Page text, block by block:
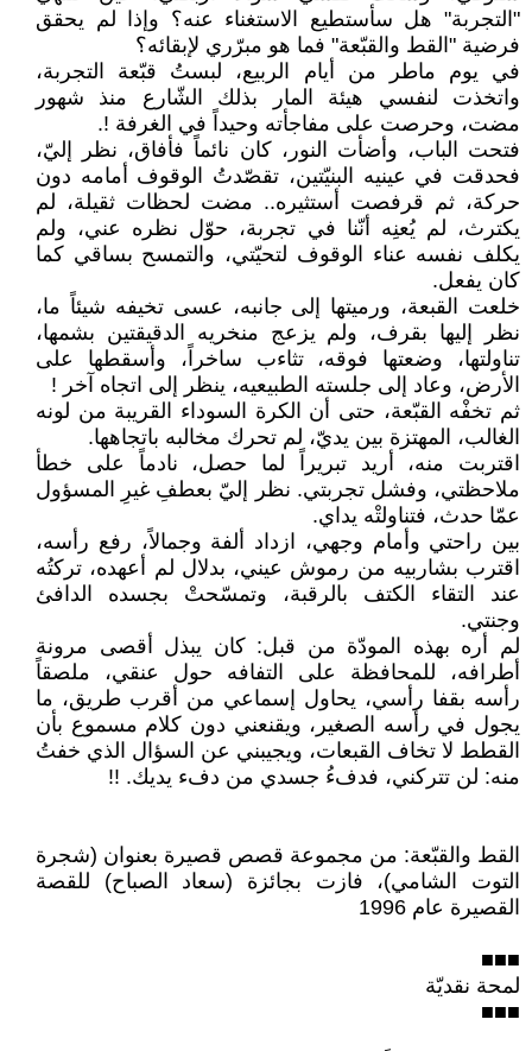
"التجربة" هل سأستطيع الاستغناء عنه؟ وإذا لم يحقق
فرضية "القط والقبّعة" فما هو مبرّري لإبقائه؟
في يوم ماطر من أيام الربيع، لبستُ قبّعة التجربة،
واتخذت لنفسي هيئة المار بذلك الشّارع منذ شهور
مضت، وحرصت على مفاجأته وحيداً في الغرفة !.
فتحت الباب، وأضأت النور، كان نائماً فأفاق، نظر إليّ،
فحدقت في عينيه البنيّتين، تقصّدتُ الوقوف أمامه دون
حركة، ثم قرفصت أستثيره.. مضت لحظات ثقيلة، لم
يكترث، لم يُعنِه أنّنا في تجربة، حوّل نظره عني، ولم
يكلف نفسه عناء الوقوف لتحيّتي، والتمسح بساقي كما
كان يفعل.
خلعت القبعة، ورميتها إلى جانبه، عسى تخيفه شيئاً ما،
نظر إليها بقرف، ولم يزعج منخريه الدقيقتين بشمها،
تناولتها، وضعتها فوقه، تثاءب ساخراً، وأسقطها على
الأرض، وعاد إلى جلسته الطبيعيه، ينظر إلى اتجاه آخر !
ثم تخفْه القبّعة، حتى أن الكرة السوداء القريبة من لونه
الغالب، المهتزة بين يديّ، لم تحرك مخالبه باتجاهها.
اقتربت منه، أريد تبريراً لما حصل، نادماً على خطأ
ملاحظتي، وفشل تجربتي. نظر إليّ بعطفِ غيرِ المسؤول
عمّا حدث، فتناولتْه يداي.
بين راحتي وأمام وجهي، ازداد ألفة وجمالاً، رفع رأسه،
اقترب بشاربيه من رموش عيني، بدلال لم أعهده، تركتُه
عند التقاء الكتف بالرقبة، وتمسّحتْ بجسده الدافئ
وجنتي.
لم أره بهذه المودّة من قبل: كان يبذل أقصى مرونة
أطرافه، للمحافظة على التفافه حول عنقي، ملصقاً
رأسه بقفا رأسي، يحاول إسماعي من أقرب طريق، ما
يجول في رأسه الصغير، ويقنعني دون كلام مسموع بأن
القطط لا تخاف القبعات، ويجيبني عن السؤال الذي خفتُ
منه: لن تتركني، فدفءُ جسدي من دفء يديك. !!
القط والقبّعة: من مجموعة قصص قصيرة بعنوان (شجرة
التوت الشامي)، فازت بجائزة (سعاد الصباح) للقصة
القصيرة عام 1996
■■■
لمحة نقديّة
■■■